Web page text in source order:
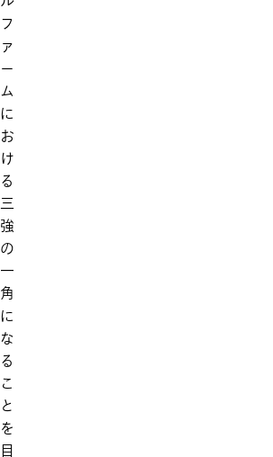
フ
ァ
ー
ム
に
お
け
る
三
強
の
一
角
に
な
る
こ
と
を
目